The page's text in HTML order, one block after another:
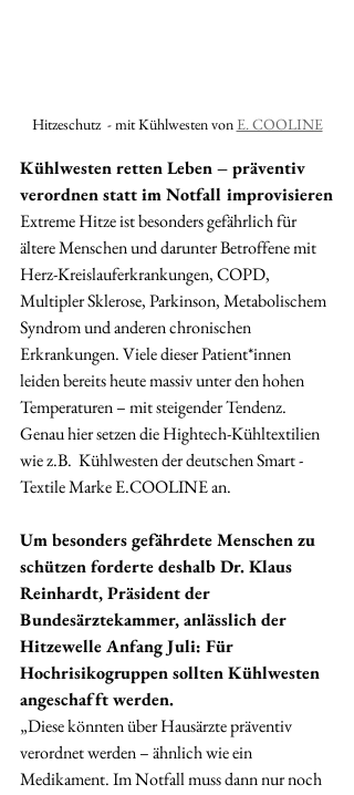
Hitzeschutz  - mit Kühlwesten von E. COOLINE
Kühlwesten retten Leben – präventiv
verordnen statt im Notfall improvisieren
Extreme Hitze ist besonders gefährlich für
ältere Menschen und darunter Betroffene mit
Herz-Kreislauferkrankungen, COPD,
Multipler Sklerose, Parkinson, Metabolischem
Syndrom und anderen chronischen
Erkrankungen. Viele dieser Patient*innen
leiden bereits heute massiv unter den hohen
Temperaturen – mit steigender Tendenz.
Genau hier setzen die Hightech-Kühltextilien
wie z.B.  Kühlwesten der deutschen Smart -
Textile Marke E.COOLINE an.
Um besonders gefährdete Menschen zu
schützen forderte deshalb Dr. Klaus
Reinhardt, Präsident der
Bundesärztekammer, anlässlich der
Hitzewelle Anfang Juli: Für
Hochrisikogruppen sollten Kühlwesten
angeschafft werden.
„Diese könnten über Hausärzte präventiv
verordnet werden – ähnlich wie ein
Medikament. Im Notfall muss dann nur noch